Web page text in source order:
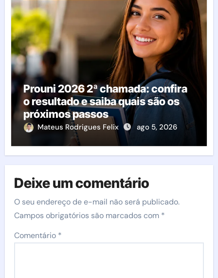
Prouni 2026 2ª chamada: confira
o resultado e saiba quais são os
próximos passos
Mateus Rodrigues Felix ago 5, 2026
Deixe um comentário
O seu endereço de e-mail não será publicado.
Campos obrigatórios são marcados com *
Comentário *